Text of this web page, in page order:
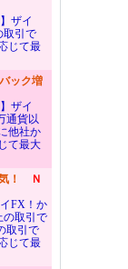
ザイ
取引で
じて最
ック増
ザイ
通貨以
他社か
て最大
！
Ｎ
FX！か
の取引で
取引で
じて最